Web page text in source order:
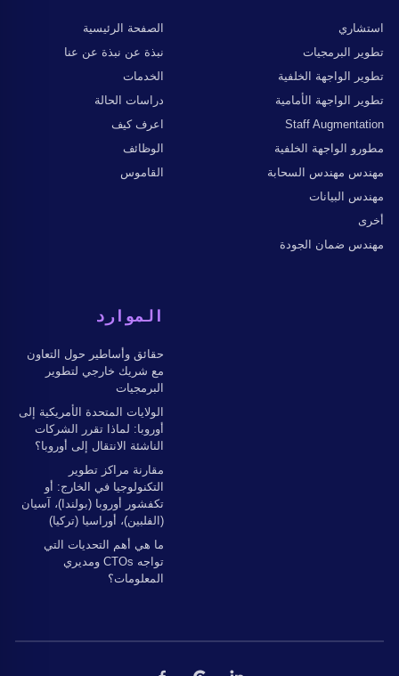
الصفحة الرئيسية
نبذة عن نبذة عن عنا
الخدمات
دراسات الحالة
اعرف كيف
الوظائف
القاموس
استشاري
تطوير البرمجيات
تطوير الواجهة الخلفية
تطوير الواجهة الأمامية
Staff Augmentation
مطورو الواجهة الخلفية
مهندس مهندس السحابة
مهندس البيانات
أخرى
مهندس ضمان الجودة
الموارد
حقائق وأساطير حول التعاون
مع شريك خارجي لتطوير
البرمجيات
الولايات المتحدة الأمريكية إلى
أوروبا: لماذا تقرر الشركات
الناشئة الانتقال إلى أوروبا؟
مقارنة مراكز تطوير
التكنولوجيا في الخارج: أو
تكفشور أوروبا (بولندا)، آسيان
(الفلبين)، أوراسيا (تركيا)
ما هي أهم التحديات التي
تواجه CTOs ومديري
المعلومات؟